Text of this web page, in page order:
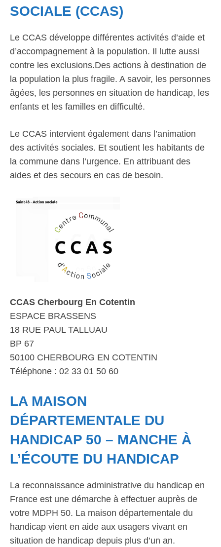
SOCIALE (CCAS)
Le CCAS développe différentes activités d’aide et
d’accompagnement à la population. Il lutte aussi
contre les exclusions.Des actions à destination de
la population la plus fragile. A savoir, les personnes
âgées, les personnes en situation de handicap, les
enfants et les familles en difficulté.
Le CCAS intervient également dans l’animation
des activités sociales. Et soutient les habitants de
la commune dans l’urgence. En attribuant des
aides et des secours en cas de besoin.
CCAS Cherbourg En Cotentin
ESPACE BRASSENS
18 RUE PAUL TALLUAU
BP 67
50100 CHERBOURG EN COTENTIN
Téléphone : 02 33 01 50 60
LA MAISON
DÉPARTEMENTALE DU
HANDICAP 50 – MANCHE À
L’ÉCOUTE DU HANDICAP
La reconnaissance administrative du handicap en
France est une démarche à effectuer auprès de
votre MDPH 50. La maison départementale du
handicap vient en aide aux usagers vivant en
situation de handicap depuis plus d’un an.